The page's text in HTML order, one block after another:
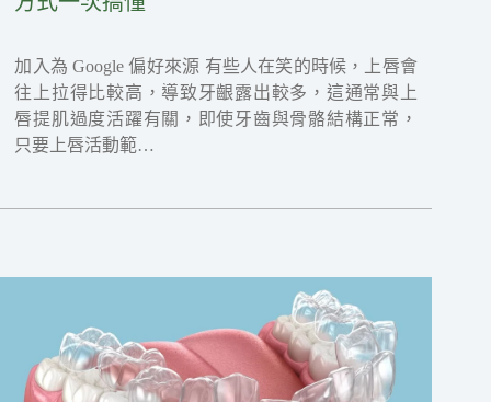
加入為 Google 偏好來源 有些人在笑的時候，上唇會
往上拉得比較高，導致牙齦露出較多，這通常與上
唇提肌過度活躍有關，即使牙齒與骨骼結構正常，
只要上唇活動範…